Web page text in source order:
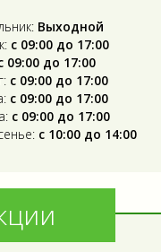
Выходной
с 09:00 до 17:00
09:00 до 17:00
с 09:00 до 17:00
с 09:00 до 17:00
с 09:00 до 17:00
с 10:00 до 14:00